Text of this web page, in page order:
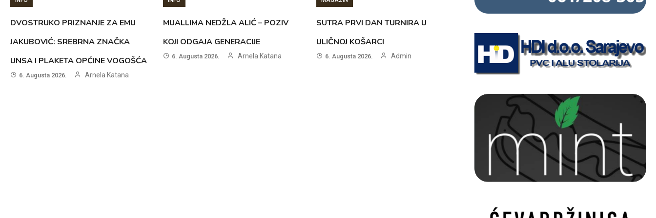
DVOSTRUKO PRIZNANJE ZA EMU
JAKUBOVIĆ: SREBRNA ZNAČKA
UNSA I PLAKETA OPĆINE VOGOŠĆA
6. Augusta 2026. Arnela Katana
MUALLIMA NEDŽLA ALIĆ – POZIV
KOJI ODGAJA GENERACIJE
6. Augusta 2026. Arnela Katana
SUTRA PRVI DAN TURNIRA U
ULIČNOJ KOŠARCI
6. Augusta 2026. Admin